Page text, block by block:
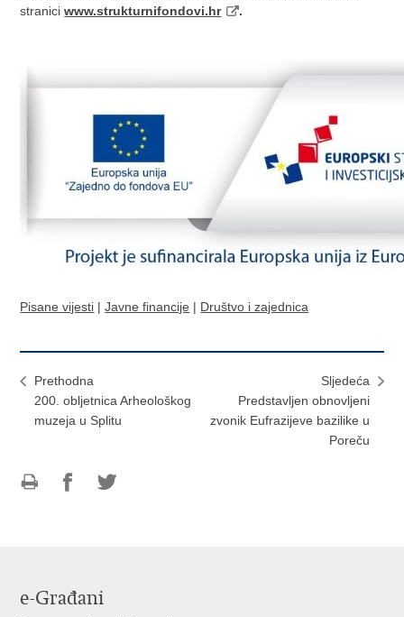
straniciwww.strukturnifondovi.hr .
Pisane vijesti |Javne financije | Društvo i zajednica
Prethodna
200. obljetnica Arheološkog
muzeja u Splitu
Sljedeća
Predstavljen obnovljeni
zvonik Eufrazijeve bazilike u
Poreču
e-Građani